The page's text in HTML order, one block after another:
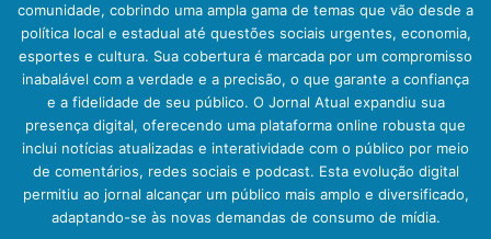
comunidade, cobrindo uma ampla gama de temas que vão desde a
política local e estadual até questões sociais urgentes, economia,
esportes e cultura. Sua cobertura é marcada por um compromisso
inabalável com a verdade e a precisão, o que garante a confiança
e a fidelidade de seu público. O Jornal Atual expandiu sua
presença digital, oferecendo uma plataforma online robusta que
inclui notícias atualizadas e interatividade com o público por meio
de comentários, redes sociais e podcast. Esta evolução digital
permitiu ao jornal alcançar um público mais amplo e diversificado,
adaptando-se às novas demandas de consumo de mídia.